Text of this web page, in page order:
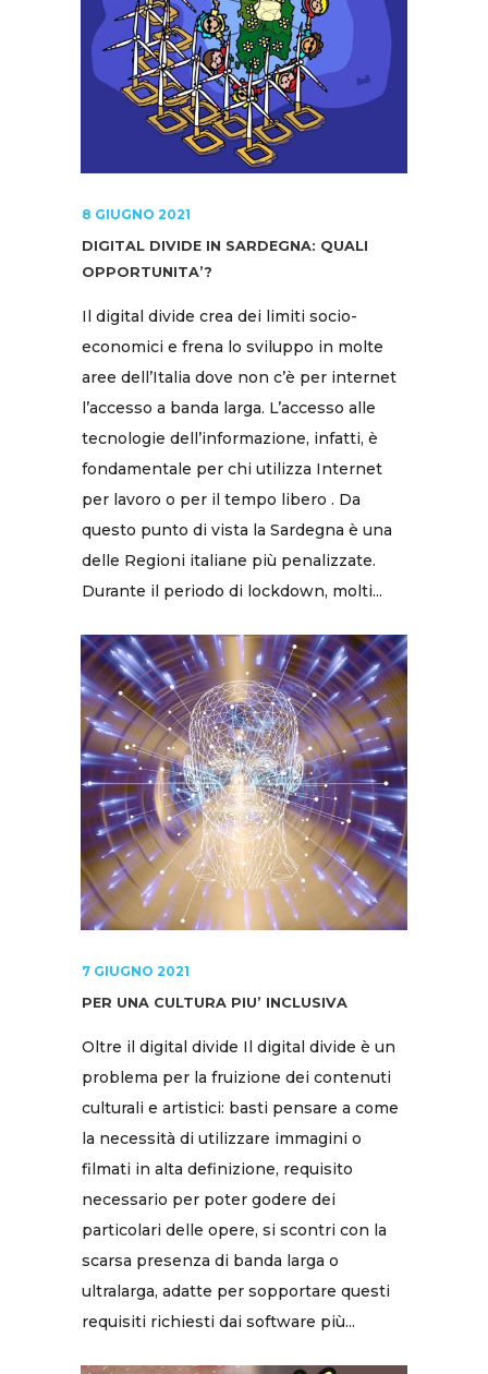
8 GIUGNO 2021
DIGITAL DIVIDE IN SARDEGNA: QUALI
OPPORTUNITA’?
Il digital divide crea dei limiti socio-
economici e frena lo sviluppo in molte
aree dell’Italia dove non c’è per internet
l’accesso a banda larga. L’accesso alle
tecnologie dell’informazione, infatti, è
fondamentale per chi utilizza Internet
per lavoro o per il tempo libero . Da
questo punto di vista la Sardegna è una
delle Regioni italiane più penalizzate.
Durante il periodo di lockdown, molti...
7 GIUGNO 2021
PER UNA CULTURA PIU’ INCLUSIVA
Oltre il digital divide Il digital divide è un
problema per la fruizione dei contenuti
culturali e artistici: basti pensare a come
la necessità di utilizzare immagini o
filmati in alta definizione, requisito
necessario per poter godere dei
particolari delle opere, si scontri con la
scarsa presenza di banda larga o
ultralarga, adatte per sopportare questi
requisiti richiesti dai software più...